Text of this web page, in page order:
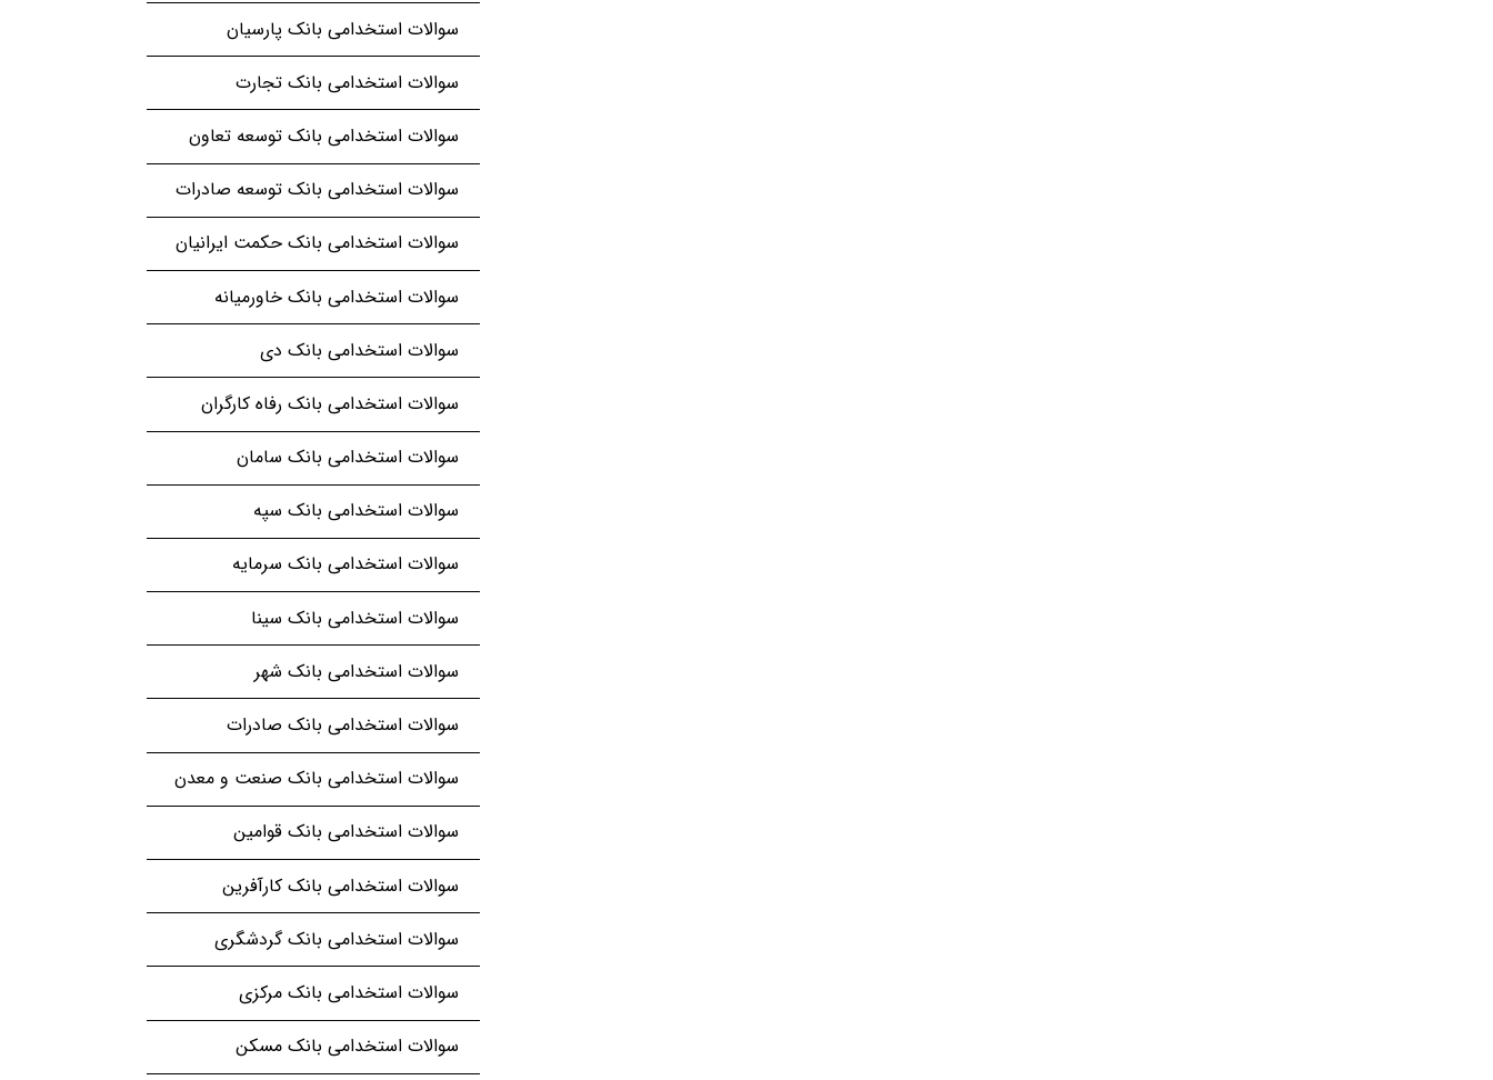
سوالات استخدامی بانک پارسیان
سوالات استخدامی بانک تجارت
سوالات استخدامی بانک توسعه تعاون
سوالات استخدامی بانک توسعه صادرات
سوالات استخدامی بانک حکمت ایرانیان
سوالات استخدامی بانک خاورمیانه
سوالات استخدامی بانک دی
سوالات استخدامی بانک رفاه کارگران
سوالات استخدامی بانک سامان
سوالات استخدامی بانک سپه
سوالات استخدامی بانک سرمایه
سوالات استخدامی بانک سینا
سوالات استخدامی بانک شهر
سوالات استخدامی بانک صادرات
سوالات استخدامی بانک صنعت و معدن
سوالات استخدامی بانک قوامین
سوالات استخدامی بانک کارآفرین
سوالات استخدامی بانک گردشگری
سوالات استخدامی بانک مرکزی
سوالات استخدامی بانک مسکن